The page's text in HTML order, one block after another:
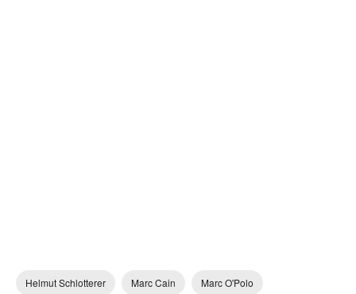
Helmut Schlotterer Marc Cain Marc O'Polo